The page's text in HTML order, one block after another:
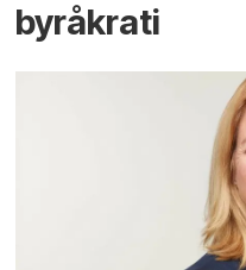
byråkrati